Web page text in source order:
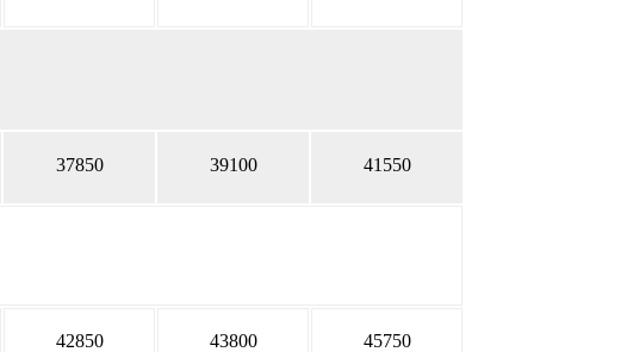
37850 39100 41550
42850 43800 45750